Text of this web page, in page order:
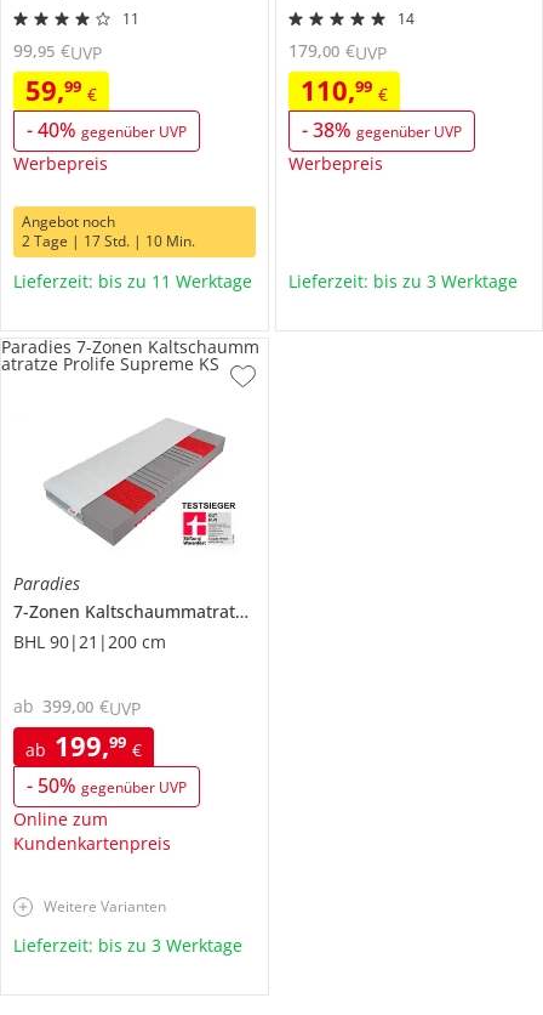
11
59,99 €
-40% gegenüber UVP
Werbepreis
99,95 €UVP
Angebot noch
2 Tage | 17 Std. | 10 Min.
Lieferzeit: bis zu 11 Werktage
14
110,99 €
-38% gegenüber UVP
Werbepreis
179,00 €UVP
Lieferzeit: bis zu 3 Werktage
Paradies
7-Zonen Kaltschaummatratze
BHL 90|21|200 cm
ab 199,99 €
- 50% gegenüber UVP
Online zum
Kundenkartenpreis
ab 399,00 €UVP
Paradies 7-Zonen Kaltschaumm
atratze Prolife Supreme KS
Weitere Varianten
Lieferzeit: bis zu 3 Werktage